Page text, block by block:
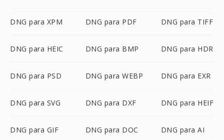
DNG para XPM DNG para PDF DNG para TIFF
DNG para HEIC DNG para BMP DNG para HDR
DNG para PSD DNG para WEBP DNG para EXR
DNG para SVG DNG para DXF DNG para HEIF
DNG para GIF DNG para DOC DNG para AI